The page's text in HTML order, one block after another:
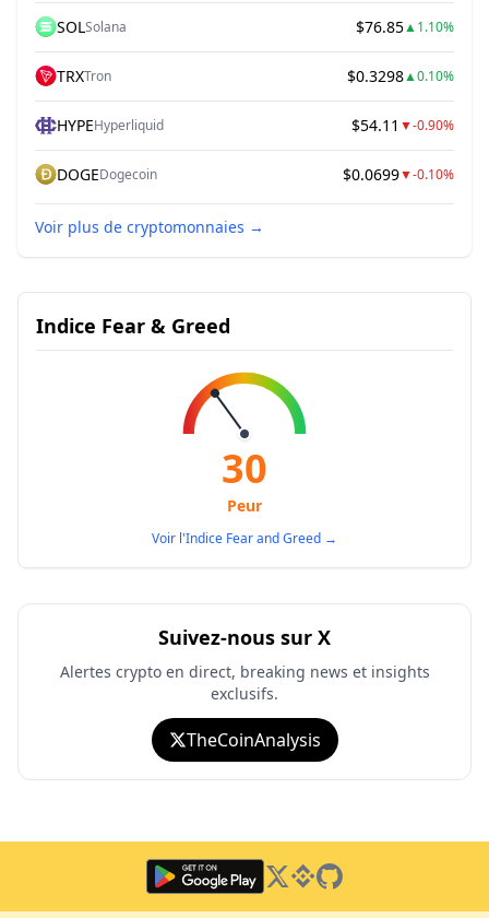
SOLSolana $76.85▲1.10%
TRXTron $0.3298▲0.10%
HYPEHyperliquid $54.11 ▼-0.90%
DOGEDogecoin $0.0699▼-0.10%
Voir plus de cryptomonnaies →
Indice Fear & Greed
30
Peur
Voir l'Indice Fear and Greed →
Suivez-nous sur X
Alertes crypto en direct, breaking news et insights
exclusifs.
TheCoinAnalysis
Twitter
Binance Square
GitHub